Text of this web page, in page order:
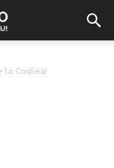
la Codlea!